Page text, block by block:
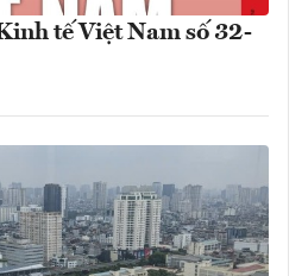
tế Việt Nam số 32-